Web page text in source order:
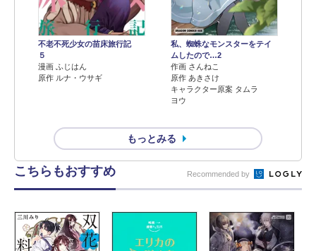
不老不死少女の苗床旅行記
５
漫画 ふじはん
原作 ルナ・ウサギ
私、蜘蛛なモンスターをテイ
ムしたので…2
作画 さんねこ
原作 あきさけ
キャラクター原案 タムラ
ヨウ
もっとみる
こちらもおすすめ Recommended by